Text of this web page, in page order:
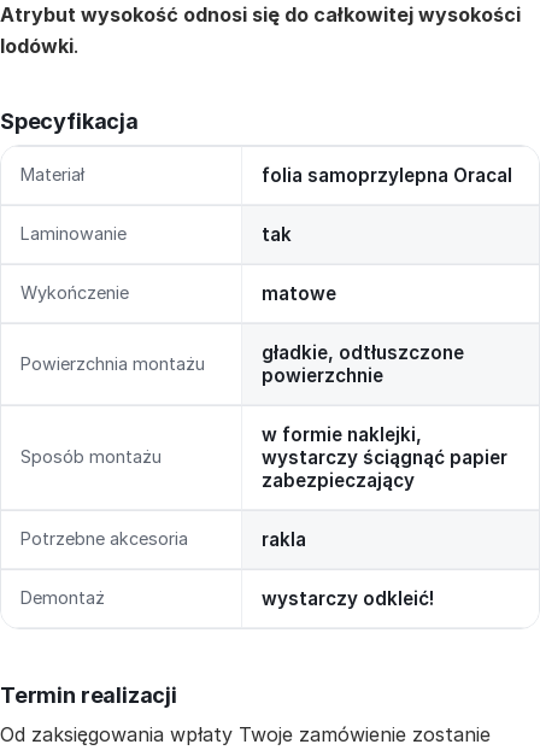
Atrybut wysokość odnosi się do całkowitej wysokości
lodówki.
Specyfikacja
Materiał folia samoprzylepna Oracal
Laminowanie tak
Wykończenie matowe
Powierzchnia montażu
gładkie, odtłuszczone
powierzchnie
Sposób montażu
w formie naklejki,
wystarczy ściągnąć papier
zabezpieczający
Potrzebne akcesoria rakla
Demontaż wystarczy odkleić!
Termin realizacji
Od zaksięgowania wpłaty Twoje zamówienie zostanie